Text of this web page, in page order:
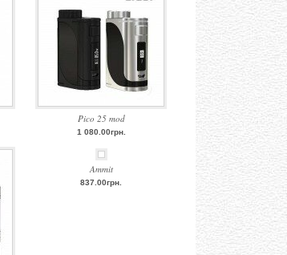
Pico 25 mod
1 080.00грн.
Ammit
837.00грн.